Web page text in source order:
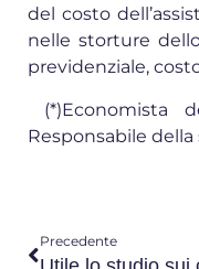
del costo
nelle storture
previdenziale,
(*)Economista
Responsabile della
Precedente